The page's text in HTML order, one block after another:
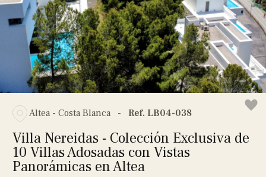
Altea - Costa Blanca - Ref. LB04-038
Villa Nereidas - Colección Exclusiva de
10 Villas Adosadas con Vistas
Panorámicas en Altea